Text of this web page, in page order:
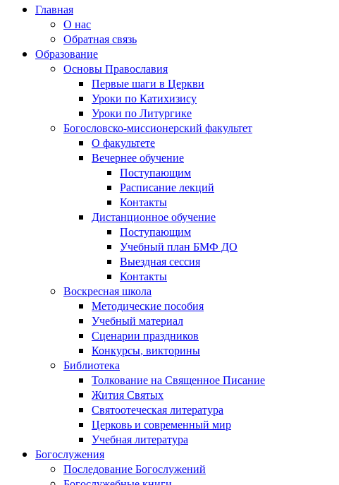
Главная
О нас
Обратная связь
Образование
Основы Православия
Первые шаги в Церкви
Уроки по Катихизису
Уроки по Литургике
Богословско-миссионерский факультет
О факультете
Вечернее обучение
Поступающим
Расписание лекций
Контакты
Дистанционное обучение
Поступающим
Учебный план БМФ ДО
Выездная сессия
Контакты
Воскресная школа
Методические пособия
Учебный материал
Сценарии праздников
Конкурсы, викторины
Библиотека
Толкование на Священное Писание
Жития Святых
Святоотеческая литература
Церковь и современный мир
Учебная литература
Богослужения
Последование Богослужений